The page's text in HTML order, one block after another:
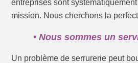
entreprises sont
mission. Nous cherchons la
• Nous sommes un
Un problème de serrurerie peut